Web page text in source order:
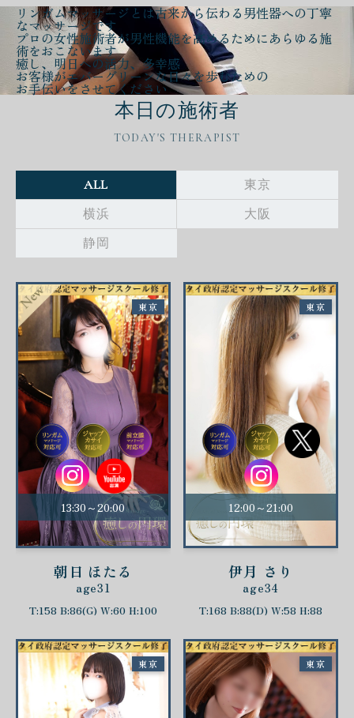
リンガムマッサージとは古来から伝わる男性器への丁寧
なマッサージです
プロの女性施術者が男性機能を高める ためにあらゆる施
術をおこないます
癒し、明日への活力、多幸感
お客様がエバーグリーンな日々を歩むための
お手伝いをさせてください
本日の施術者
TODAY'S THERAPIST
ALL
東京
横浜
大阪
静岡
13:30～20:00
朝日 ほたる
age31
T:158 B:86(G) W:60 H:100
東京
12:00～21:00
伊月 さり
age34
T:168 B:88(D) W:58 H:88
東京
東京 東京